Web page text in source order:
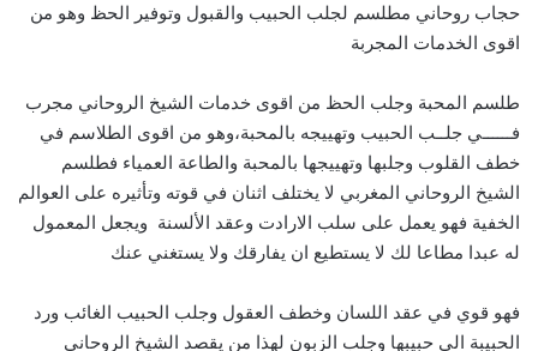
حجاب روحاني مطلسم لجلب الحبيب والقبول وتوفير الحظ وهو من
اقوى الخدمات المجربة
طلسم المحبة وجلب الحظ من اقوى خدمات الشيخ الروحاني مجرب
فــــــي جلــب الحبيب وتهييجه بالمحبة،وهو من اقوى الطلاسم في
خطف القلوب وجلبها وتهييجها بالمحبة والطاعة العمياء فطلسم
الشيخ الروحاني المغربي لا يختلف اثنان في قوته وتأثيره على العوالم
الخفية فهو يعمل على سلب الارادت وعقد الألسنة ويجعل المعمول
له عبدا مطاعا لك لا يستطيع ان يفارقك ولا يستغني عنك
فهو قوي في عقد اللسان وخطف العقول وجلب الحبيب الغائب ورد
الحبيبة الى حبيبها وجلب الزبون لهذا من يقصد الشيخ الروحاني